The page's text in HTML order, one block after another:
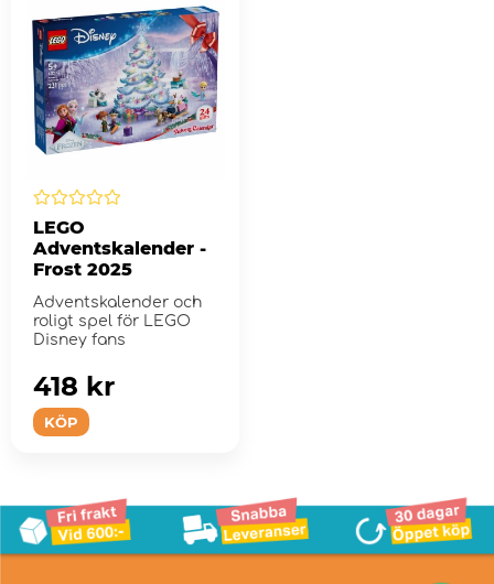
LEGO
Adventskalender -
Frost 2025
Adventskalender och
roligt spel för LEGO
Disney fans
KÖP
418 kr